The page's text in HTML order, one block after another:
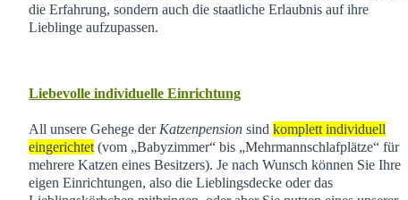
die Erfahrung, sondern auch die staatliche Erlaubnis auf ihre
Lieblinge aufzupassen.
Liebevolle individuelle Einrichtung
All unsere Gehege der Katzenpension sindkomplett individuell
eingerichtet (vom „Babyzimmer“ bis „Mehrmannschlafplätze“ für
mehrere Katzen eines Besitzers). Je nach Wunsch können Sie Ihre
eigen Einrichtungen, also die Lieblingsdecke oder das